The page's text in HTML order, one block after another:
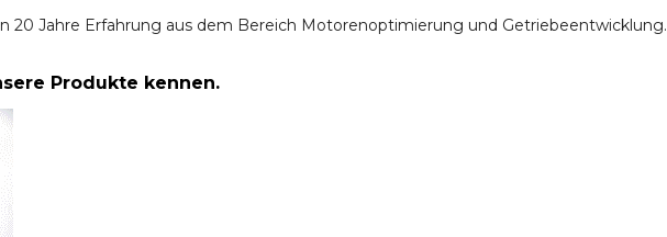
20 Jahre Erfahrung aus dem Bereich Motorenoptimierung und Getriebeentwicklung.
Produkte kennen.